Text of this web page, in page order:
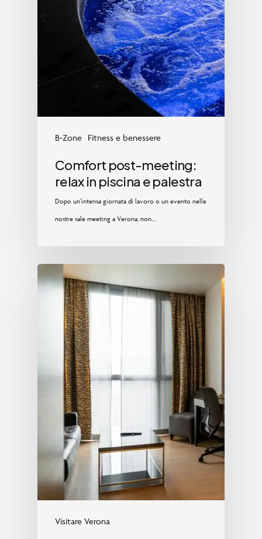
B-Zone Fitness e benessere
Comfort post-meeting:
relax in piscina e palestra
Dopo un’intensa giornata di lavoro o un evento nelle
nostre sale meeting a Verona, non…
Visitare Verona